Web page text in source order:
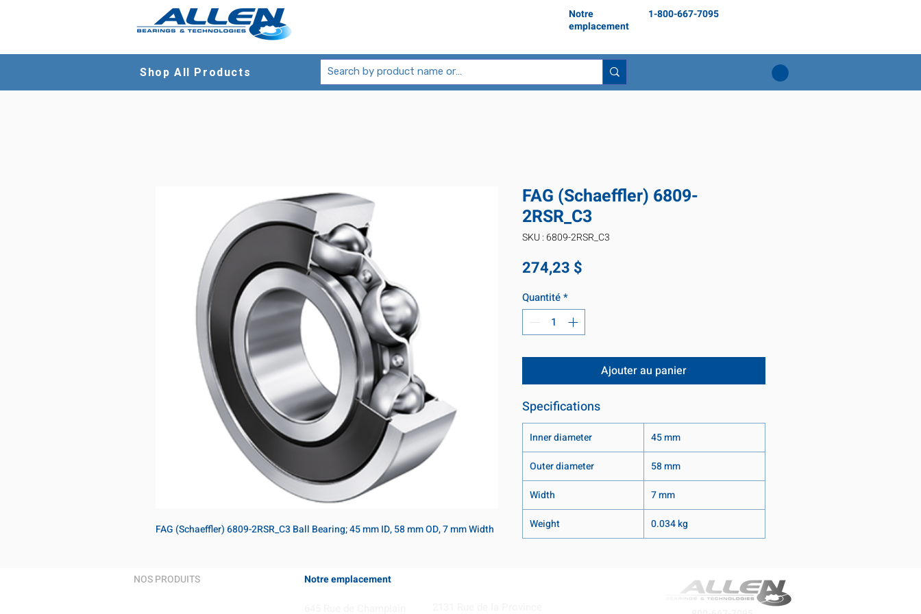
Notre
emplacement
1-800-667-7095
Shop All Products
FAG (Schaeffler) 6809-2RSR_C3 Ball Bearing; 45 mm ID, 58 mm OD, 7 mm Width
FAG (Schaeffler) 6809-
2RSR_C3
SKU : 6809-2RSR_C3
274,23 $
Quantité*
Ajouter au panier
Specifications
Inner diameter
45 mm
Outer diameter
58 mm
Width
7 mm
Weight
0.034 kg
NOS PRODUITS Notre emplacement